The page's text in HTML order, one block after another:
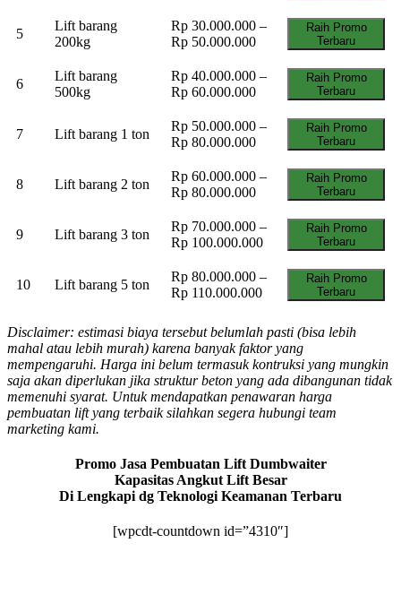
5
Lift barang
200kg
Rp 30.000.000 –
Rp 50.000.000
Raih Promo
Terbaru
6
Lift barang
500kg
Rp 40.000.000 –
Rp 60.000.000
Raih Promo
Terbaru
7 Lift barang 1 ton
Rp 50.000.000 –
Rp 80.000.000
Raih Promo
Terbaru
8 Lift barang 2 ton
Rp 60.000.000 –
Rp 80.000.000
Raih Promo
Terbaru
9 Lift barang 3 ton
Rp 70.000.000 –
Rp 100.000.000
Raih Promo
Terbaru
10 Lift barang 5 ton
Rp 80.000.000 –
Rp 110.000.000
Raih Promo
Terbaru
Disclaimer: estimasi biaya tersebut belumlah pasti (bisa lebih
mahal atau lebih murah) karena banyak faktor yang
mempengaruhi. Harga ini belum termasuk kontruksi yang mungkin
saja akan diperlukan jika struktur beton yang ada dibangunan tidak
memenuhi syarat. Untuk mendapatkan penawaran harga
pembuatan lift yang terbaik silahkan segera hubungi team
marketing kami.
Promo Jasa Pembuatan Lift Dumbwaiter
Kapasitas Angkut Lift Besar
Di Lengkapi dg Teknologi Keamanan Terbaru
[wpcdt-countdown id=”4310″]